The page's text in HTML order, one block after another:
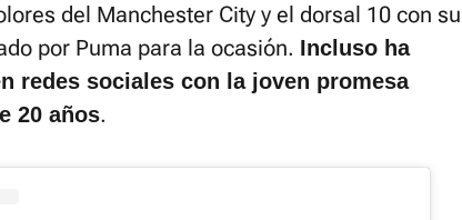
del Manchester City y el dorsal 10 con su
por Puma para la ocasión. Incluso ha
redes sociales con la joven promesa
20 años.